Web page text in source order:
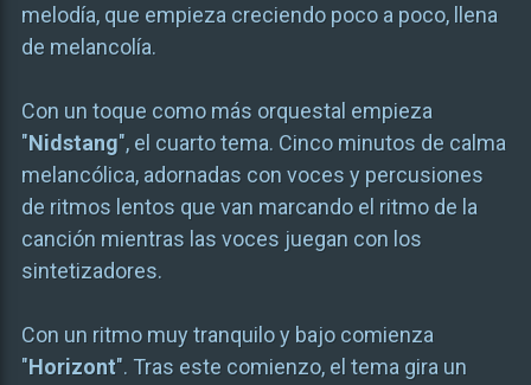
melodía, que empieza creciendo poco a poco, llena
de melancolía.
Con un toque como más orquestal empieza
"Nidstang", el cuarto tema. Cinco minutos de calma
melancólica, adornadas con voces y percusiones
de ritmos lentos que van marcando el ritmo de la
canción mientras las voces juegan con los
sintetizadores.
Con un ritmo muy tranquilo y bajo comienza
"Horizont". Tras este comienzo, el tema gira un